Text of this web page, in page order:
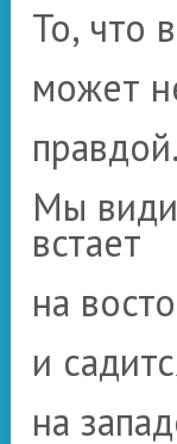
То, что
может
правдой.
Мы
встает
на
и
на